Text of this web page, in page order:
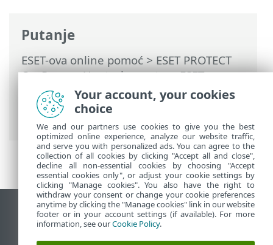
Putanje
ESET-ova online pomoć > ESET PROTECT
On-Prem>Upotreba sustava ESET
PROTECT On-Prem>ESET PROTECT On-
Prem Glavni izbornik
Više
pristupa
Korisnici > Mapirani korisnici
Prikaži stranicu za radnu površinu
End of Life
Your account, your cookies
choice
We and our partners use cookies to give you the best
optimized online experience, analyze our website traffic,
and serve you with personalized ads. You can agree to the
collection of all cookies by clicking "Accept all and close",
decline all non-essential cookies by choosing "Accept
essential cookies only", or adjust your cookie settings by
clicking "Manage cookies". You also have the right to
withdraw your consent or change your cookie preferences
anytime by clicking the "Manage cookies" link in our website
footer or in your account settings (if available). For more
information, see ourCookie Policy.